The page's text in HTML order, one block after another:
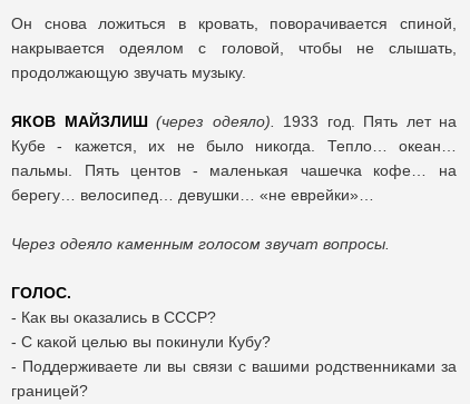
Он снова ложиться в кровать, поворачивается спиной,
накрывается одеялом с головой, чтобы не слышать,
продолжающую звучать музыку.
ЯКОВ МАЙЗЛИШ (через одеяло).
1933 год. Пять лет на
Кубе - кажется, их не было никогда. Тепло… океан…
пальмы. Пять центов - маленькая чашечка кофе… на
берегу… велосипед… девушки… «не еврейки»…
Через одеяло каменным голосом звучат вопросы.
ГОЛОС.
- Как вы оказались в СССР?
- С какой целью вы покинули Кубу?
- Поддерживаете ли вы связи с вашими родственниками за
границей?